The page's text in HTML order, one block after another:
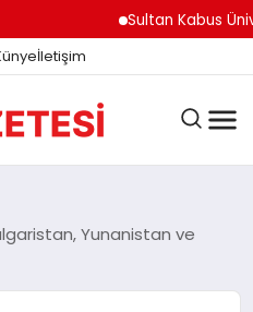
Sultan Kabus
İletişim
Yunanistan ve